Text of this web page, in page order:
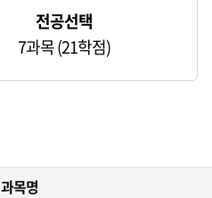
전공선택
7과목 (21학점)
과목명